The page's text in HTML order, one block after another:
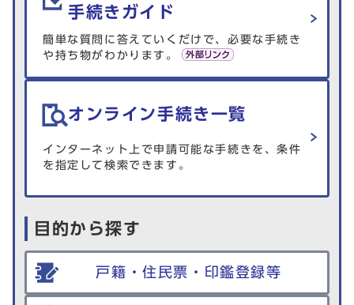
手続きガイド
簡単な質問に答えていくだけで、必要な手続き
や持ち物がわかります。
オンライン手続き一覧
インターネット上で申請可能な手続きを、条件
を指定して検索できます。
目的から探す
戸籍・住民票・印鑑登録等